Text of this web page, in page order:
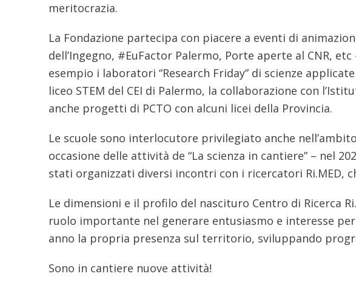
meritocrazia.
La Fondazione partecipa con piacere a eventi di
dell’Ingegno, #EuFactor Palermo, Porte aperte al CNR,
esempio i laboratori “Research Friday” di scienze
liceo STEM del CEI di Palermo, la collaborazione con
anche progetti di PCTO con alcuni licei della Provincia.
Le scuole sono interlocutore privilegiato anche
occasione delle attività de “La scienza in cantiere” – nel
stati organizzati diversi incontri con i ricercatori Ri.MED,
Le dimensioni e il profilo del nascituro Centro di Ricerca
ruolo importante nel generare entusiasmo e interesse
anno la propria presenza sul territorio, sviluppando
Sono in cantiere nuove attività!